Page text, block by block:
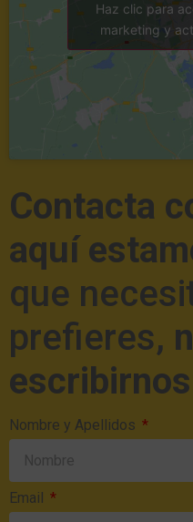
Haz clic para
marketing y
Contacta
aquí
que
prefieres,
Nombre y Apellidos
Email